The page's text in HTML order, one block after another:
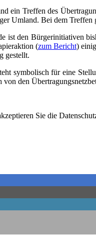
ein Tref­fen des
Umland. Bei dem
ist den Bür­ger­initia­ti­ven
(zum Bericht)
gestellt.
sym­bo­lisch für eine
von den
Sie die